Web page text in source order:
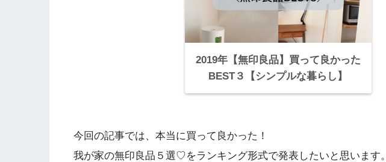
2019年【無印良品】買って良かった
BEST３【シンプルな暮らし】
今回の記事では、本当に買って良かった！
我が家の無印良品５選♡をランキング形式で発表したいと思います。